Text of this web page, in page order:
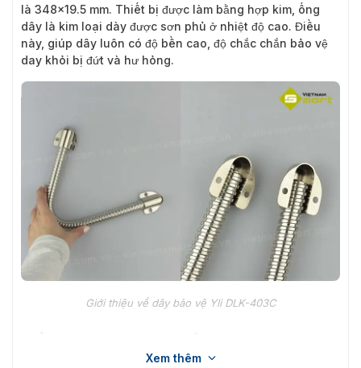
là 348×19.5 mm. Thiết bị được làm bằng hợp kim, ống
dây là kim loại dày được sơn phủ ở nhiệt độ cao. Điều
này, giúp dây luôn có độ bền cao, độ chắc chắn bảo vệ
day khỏi bị đứt và hư hỏng.
Giới thiệu về dây bảo vệ Yli DLK-403C
Xem thêm